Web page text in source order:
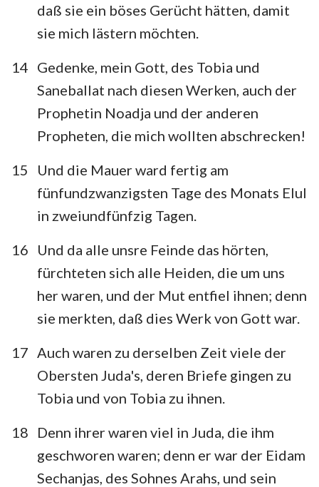
daß sie ein böses Gerücht hätten, damit
sie mich lästern möchten.
14 Gedenke, mein Gott, des Tobia und
Saneballat nach diesen Werken, auch der
Prophetin Noadja und der anderen
Propheten, die mich wollten abschrecken!
15
Und die Mauer ward fertig am
fünfundzwanzigsten Tage des Monats Elul
in zweiundfünfzig Tagen.
16
Und da alle unsre Feinde das hörten,
fürchteten sich alle Heiden, die um uns
her waren, und der Mut entfiel ihnen; denn
sie merkten, daß dies Werk von Gott war.
17 Auch waren zu derselben Zeit viele der
Obersten Juda's, deren Briefe gingen zu
Tobia und von Tobia zu ihnen.
18
Denn ihrer waren viel in Juda, die ihm
geschworen waren; denn er war der Eidam
Sechanjas, des Sohnes Arahs, und sein